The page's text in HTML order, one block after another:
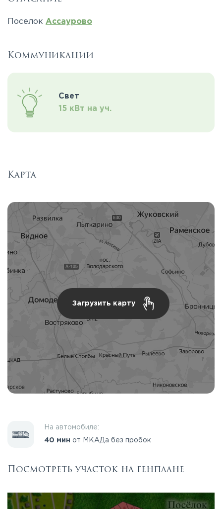
Поселок Ассаурово
Коммуникации
Свет
15 кВт на уч.
Карта
Загрузить карту
На автомобиле:
40 мин от МКАДа без пробок
Посмотреть участок на генплане